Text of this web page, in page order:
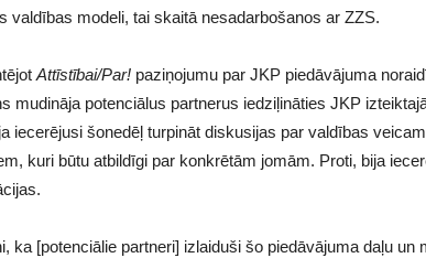
valdības modeli, tai skaitā nesadarbošanos ar ZZS.
Attīstībai/Par! paziņojumu par JKP piedāvājuma
mudināja potenciālus partnerus iedziļināties JKP
iecerējusi šonedēļ turpināt diskusijas par valdības
kuri būtu atbildīgi par konkrētām jomām. Proti, bija
ka [potenciālie partneri] izlaiduši šo piedāvājuma daļu un